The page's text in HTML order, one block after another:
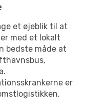
et øjeblik til at
med et lokalt
bedste måde at
er